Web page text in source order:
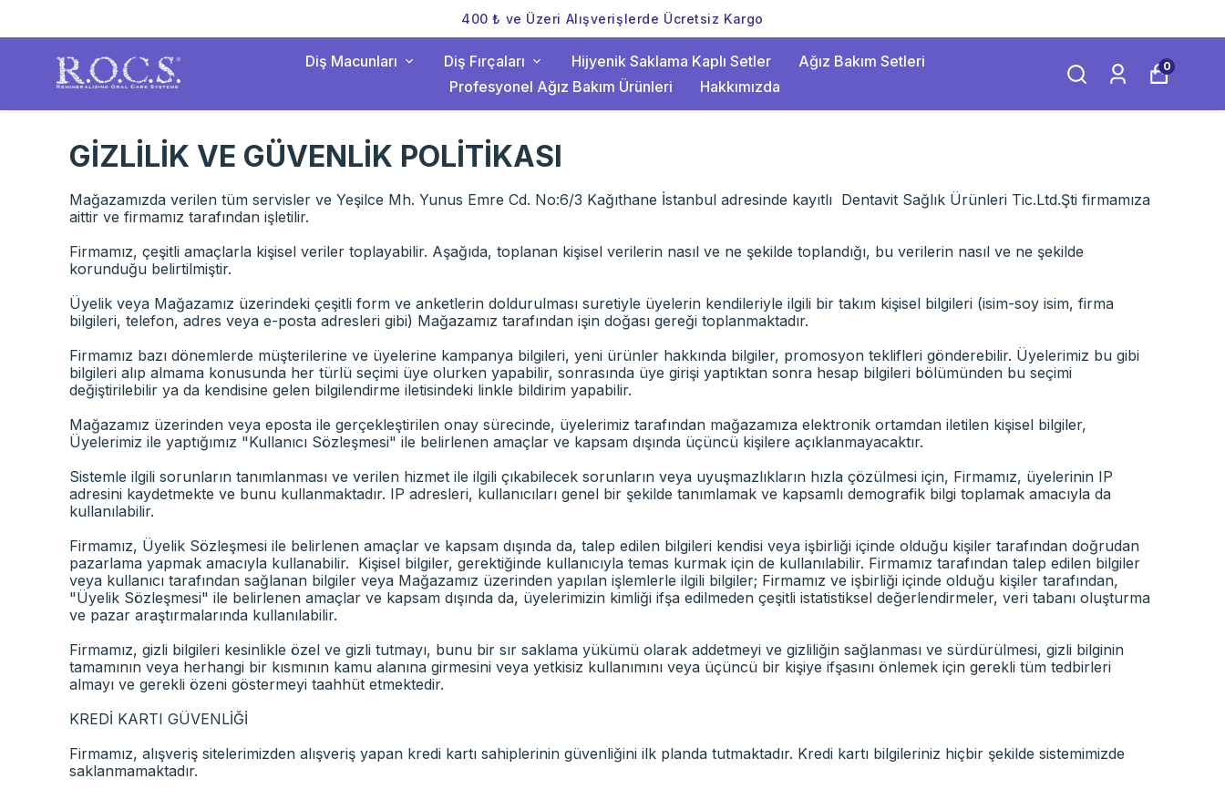
400 ₺ ve Üzeri Alışverişlerde Ücretsiz Kargo
Diş Macunları Diş Fırçaları Hijyenik Saklama Kaplı Setler
Ağız Bakım Setleri
Profesyonel Ağız Bakım Ürünleri
Hakkımızda
0
GİZLİLİK VE GÜVENLİK POLİTİKASI
Mağazamızda verilen tüm servisler ve Yeşilce Mh. Yunus Emre Cd. No:6/3 Kağıthane İstanbul adresinde kayıtlı Dentavit Sağlık Ürünleri Tic.Ltd.Şti firmamıza
aittir ve firmamız tarafından işletilir.
Firmamız, çeşitli amaçlarla kişisel veriler toplayabilir. Aşağıda, toplanan kişisel verilerin nasıl ve ne şekilde toplandığı, bu verilerin nasıl ve ne şekilde
korunduğu belirtilmiştir.
Üyelik veya Mağazamız üzerindeki çeşitli form ve anketlerin doldurulması suretiyle üyelerin kendileriyle ilgili bir takım kişisel bilgileri (isim-soy isim, firma
bilgileri, telefon, adres veya e-posta adresleri gibi) Mağazamız tarafından işin doğası gereği toplanmaktadır.
Firmamız bazı dönemlerde müşterilerine ve üyelerine kampanya bilgileri, yeni ürünler hakkında bilgiler, promosyon teklifleri gönderebilir. Üyelerimiz bu gibi
bilgileri alıp almama konusunda her türlü seçimi üye olurken yapabilir, sonrasında üye girişi yaptıktan sonra hesap bilgileri bölümünden bu seçimi
değiştirilebilir ya da kendisine gelen bilgilendirme iletisindeki linkle bildirim yapabilir.
Mağazamız üzerinden veya eposta ile gerçekleştirilen onay sürecinde, üyelerimiz tarafından mağazamıza elektronik ortamdan iletilen kişisel bilgiler,
Üyelerimiz ile yaptığımız "Kullanıcı Sözleşmesi" ile belirlenen amaçlar ve kapsam dışında üçüncü kişilere açıklanmayacaktır.
Sistemle ilgili sorunların tanımlanması ve verilen hizmet ile ilgili çıkabilecek sorunların veya uyuşmazlıkların hızla çözülmesi için, Firmamız, üyelerinin IP
adresini kaydetmekte ve bunu kullanmaktadır. IP adresleri, kullanıcıları genel bir şekilde tanımlamak ve kapsamlı demografik bilgi toplamak amacıyla da
kullanılabilir.
Firmamız, Üyelik Sözleşmesi ile belirlenen amaçlar ve kapsam dışında da, talep edilen bilgileri kendisi veya işbirliği içinde olduğu kişiler tarafından doğrudan
pazarlama yapmak amacıyla kullanabilir. Kişisel bilgiler, gerektiğinde kullanıcıyla temas kurmak için de kullanılabilir. Firmamız tarafından talep edilen bilgiler
veya kullanıcı tarafından sağlanan bilgiler veya Mağazamız üzerinden yapılan işlemlerle ilgili bilgiler; Firmamız ve işbirliği içinde olduğu kişiler tarafından,
"Üyelik Sözleşmesi" ile belirlenen amaçlar ve kapsam dışında da, üyelerimizin kimliği ifşa edilmeden çeşitli istatistiksel değerlendirmeler, veri tabanı oluşturma
ve pazar araştırmalarında kullanılabilir.
Firmamız, gizli bilgileri kesinlikle özel ve gizli tutmayı, bunu bir sır saklama yükümü olarak addetmeyi ve gizliliğin sağlanması ve sürdürülmesi, gizli bilginin
tamamının veya herhangi bir kısmının kamu alanına girmesini veya yetkisiz kullanımını veya üçüncü bir kişiye ifşasını önlemek için gerekli tüm tedbirleri
almayı ve gerekli özeni göstermeyi taahhüt etmektedir.
KREDİ KARTI GÜVENLİĞİ
Firmamız, alışveriş sitelerimizden alışveriş yapan kredi kartı sahiplerinin güvenliğini ilk planda tutmaktadır. Kredi kartı bilgileriniz hiçbir şekilde sistemimizde
saklanmamaktadır.